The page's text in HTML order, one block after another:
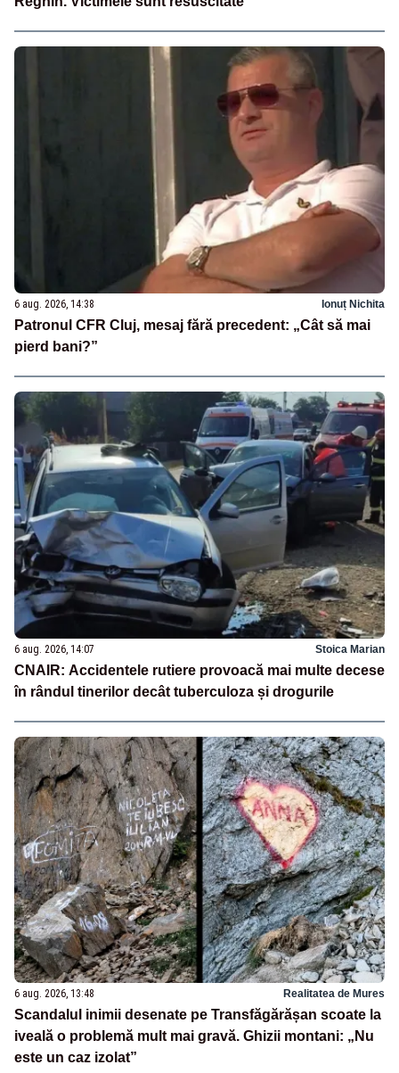
6 aug. 2026, 14:38 Ionuț Nichita
Patronul CFR Cluj, mesaj fără precedent: „Cât să mai
pierd bani?”
6 aug. 2026, 14:07 Stoica Marian
CNAIR: Accidentele rutiere provoacă mai multe decese
în rândul tinerilor decât tuberculoza și drogurile
6 aug. 2026, 13:48 Realitatea de Mures
Scandalul inimii desenate pe Transfăgărășan scoate la
iveală o problemă mult mai gravă. Ghizii montani: „Nu
este un caz izolat”